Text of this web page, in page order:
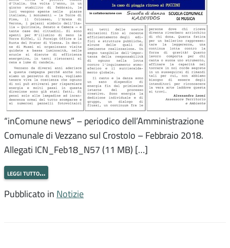
“inComune news” – periodico dell’Amministrazione
Comunale di Vezzano sul Crostolo – Febbraio 2018.
Allegati ICN_Feb18_N57 (11 MB) […]
leggi tutto…
Pubblicato in Notizie